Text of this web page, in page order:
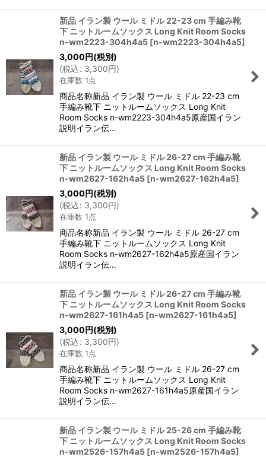
新品 イラン製 ウール ミドル 22-23 cm 手編み靴
下 ニットルームソックス Long Knit Room Socks
n-wm2223-304h4a5 [n-wm2223-304h4a5]
3,000円(税別)
(税込: 3,300円)
在庫数 1点
商品名称新品 イラン製 ウール ミドル 22-23 cm
手編み靴下 ニットルームソックス Long Knit
Room Socks n-wm2223-304h4a5原産国イラン
説明イラン伝…
新品 イラン製 ウール ミドル 26-27 cm 手編み靴
下 ニットルームソックス Long Knit Room Socks
n-wm2627-162h4a5 [n-wm2627-162h4a5]
3,000円(税別)
(税込: 3,300円)
在庫数 1点
商品名称新品 イラン製 ウール ミドル 26-27 cm
手編み靴下 ニットルームソックス Long Knit
Room Socks n-wm2627-162h4a5原産国イラン
説明イラン伝…
新品 イラン製 ウール ミドル 26-27 cm 手編み靴
下 ニットルームソックス Long Knit Room Socks
n-wm2627-161h4a5 [n-wm2627-161h4a5]
3,000円(税別)
(税込: 3,300円)
在庫数 1点
商品名称新品 イラン製 ウール ミドル 26-27 cm
手編み靴下 ニットルームソックス Long Knit
Room Socks n-wm2627-161h4a5原産国イラン
説明イラン伝…
新品 イラン製 ウール ミドル 25-26 cm 手編み靴
下 ニットルームソックス Long Knit Room Socks
n-wm2526-157h4a5 [n-wm2526-157h4a5]